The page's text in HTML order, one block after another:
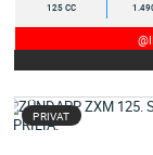
125 CC
PRIVAT